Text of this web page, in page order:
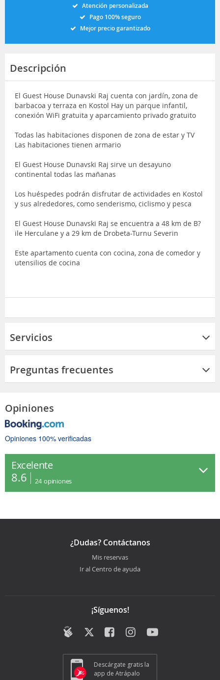
Atención personalizada
Pago 100% seguro
Mejor precio garantizado
Descripción
El Guest House Dunavski Raj cuenta con jardín, zona de
barbacoa y terraza en Kostol Hay un parque infantil,
conexión WiFi gratuita y aparcamiento privado gratuito
Todas las habitaciones disponen de zona de estar y TV
Las habitaciones tienen armario
El Guest House Dunavski Raj sirve un desayuno
continental todas las mañanas
Los huéspedes podrán disfrutar de actividades en Kostol
y sus alrededores, como senderismo, ciclismo y pesca
El Guest House Dunavski Raj se encuentra a 48 km de B?
ile Herculane y a 29 km de Drobeta-Turnu Severin
Este apartamento cuenta con cocina, zona de comedor y
utensilios de cocina
Servicios
Preguntas frecuentes
Opiniones
Opiniones 100% verificadas
Excelente
8.6 24 opiniones
¿Dudas? Contáctanos
Mis reservas
Ir al Centro de ayuda
¡Síguenos!
Descárgate gratis la
app de Atrápalo